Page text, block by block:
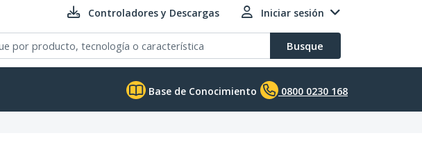
Controladores y Descargas Iniciar sesión
Busque
Base de Conocimiento 0800 0230 168